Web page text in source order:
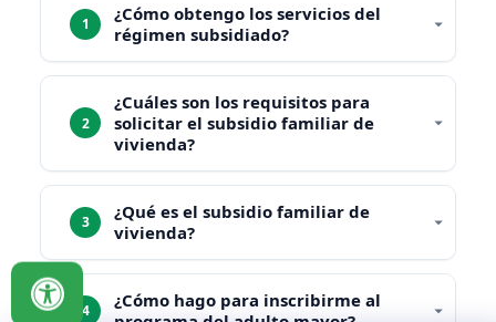
1
¿Cómo obtengo los servicios del
régimen subsidiado?
2
¿Cuáles son los requisitos para
solicitar el subsidio familiar de
vivienda?
3
¿Qué es el subsidio familiar de
vivienda?
4
¿Cómo hago para inscribirme al